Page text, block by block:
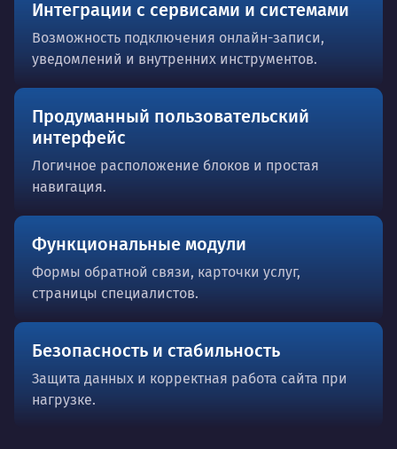
Интеграции с сервисами и системами
Возможность подключения онлайн-записи,
уведомлений и внутренних инструментов.
Продуманный пользовательский
интерфейс
Логичное расположение блоков и простая
навигация.
Функциональные модули
Формы обратной связи, карточки услуг,
страницы специалистов.
Безопасность и стабильность
Защита данных и корректная работа сайта при
нагрузке.